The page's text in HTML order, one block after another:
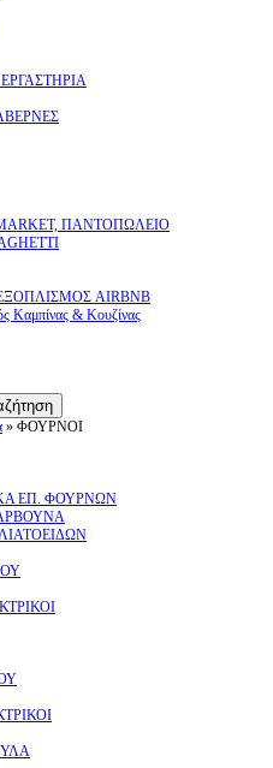
ΕΡΓΑΣΤΗΡΙΑ
ΠΑΝΤΟΠΩΛΕΙΟ
AIRBNB
& Κουζίνας
» ΦΟΥΡΝΟΙ
ΕΠ. ΦΟΥΡΝΩΝ